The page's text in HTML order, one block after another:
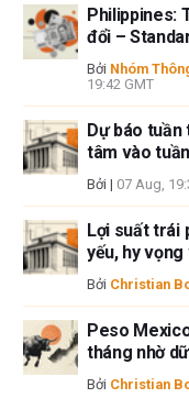
chính thức của FXStreet
sẽ không chịu trách
được đăng trên trang này.
Nếu không được đề cập
cập trong bài viết này và
nào được đề cập. Tác giả
này, ngoài từ FXStreet.
giả không cam đoan về
tin này. FXStreet và tác
thiếu sót hoặc bất kỳ tổn
thông tin này và việc hiển
lỗi và thiếu sót.
Tác giả và FXStreet
có nội dung nào trong
Philippines:
đổi –
Bởi Nhóm
19:42 GMT
Dự báo
tâm vào
Bởi | 07 Aug,
Lợi suất trái
yếu, hy
Bởi Christian
Peso
tháng nhờ
Bởi Christian